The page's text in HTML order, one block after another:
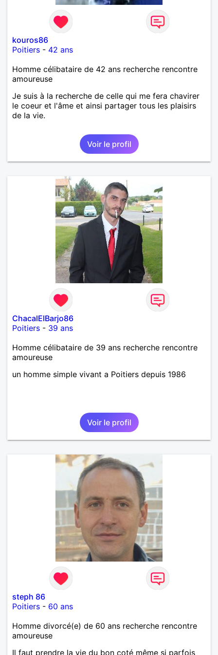
kouros86
Poitiers - 42 ans
Homme célibataire de 42 ans recherche rencontre
amoureuse
Je suis à la recherche de celle qui me fera chavirer
le coeur et l'âme et ainsi partager tous les plaisirs
de la vie.
Voir le profil
ChacalElBarjo86
Poitiers - 39 ans
Homme célibataire de 39 ans recherche rencontre
amoureuse
un homme simple vivant a Poitiers depuis 1986
Voir le profil
steph 86
Poitiers - 60 ans
Homme divorcé(e) de 60 ans recherche rencontre
amoureuse
Il faut prendre la vie du bon coté même si parfois